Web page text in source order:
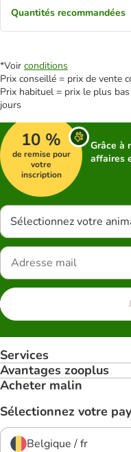
Quantités recommandées
*Voir conditions
Prix conseillé = prix de vente
Prix habituel = prix le plus
jours
10 %
de remise pour
votre
inscription
Grâce à
affaires
Sélectionnez votre
Services
Avantages zooplus
Acheter malin
Sélectionnez votre
Belgique / fr